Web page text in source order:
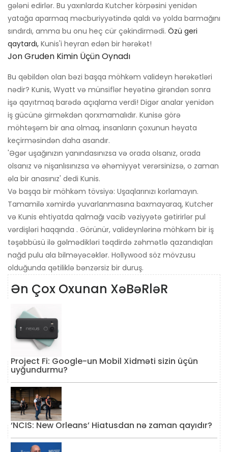
gələni edirlər. Bu yaxınlarda Kutcher körpəsini yenidən
yatağa aparmaq məcburiyyətində qaldı və yolda barmağını
sındırdı, amma bu onu heç cür çəkindirmədi. Özü geri
qaytardı, Kunis'i heyran edən bir hərəkət!
Jon Gruden Kimin Üçün Oynadı
Bu qəbildən olan bəzi başqa möhkəm valideyn hərəkətləri
nədir? Kunis, Wyatt və münsiflər heyətinə girəndən sonra
işə qayıtmaq barədə açıqlama verdi! Digər analar yenidən
iş gücünə girməkdən qorxmamalıdır. Kunisə görə
möhtəşəm bir ana olmaq, insanların çoxunun həyata
keçirməsindən daha asandır.
'Əgər uşağınızın yanındasınızsa və orada olsanız, orada
olsanız və nişanlısınızsa və əhəmiyyət verərsinizsə, o zaman
əla bir anasınız' dedi Kunis.
Və başqa bir möhkəm tövsiyə: Uşaqlarınızı korlamayın.
Tamamilə xəmirdə yuvarlanmasına baxmayaraq, Kutcher
və Kunis ehtiyatda qalmağı vacib vəziyyətə gətirirlər pul
vərdişləri haqqında . Görünür, valideynlərinə möhkəm bir iş
təşəbbüsü ilə gəlmədikləri təqdirdə zəhmətlə qazandıqları
nağd pulu ala bilməyəcəklər. Hollywood söz mövzusu
olduğunda qətiliklə bənzərsiz bir duruş.
Ən Çox Oxunan XəBəRləR
Project Fi: Google-un Mobil Xidməti sizin üçün
uyğundurmu?
‘NCIS: New Orleans’ Hiatusdan nə zaman qayıdır?